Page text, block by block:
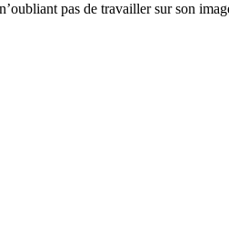
pas de travailler sur son